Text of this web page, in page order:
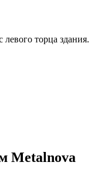
торца здания.
Metalnova